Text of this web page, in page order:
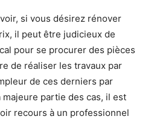
si vous désirez rénover
il peut être judicieux de
pour se procurer des pièces
de réaliser les travaux par
de ces derniers par
partie des cas, il est
recours à un professionnel